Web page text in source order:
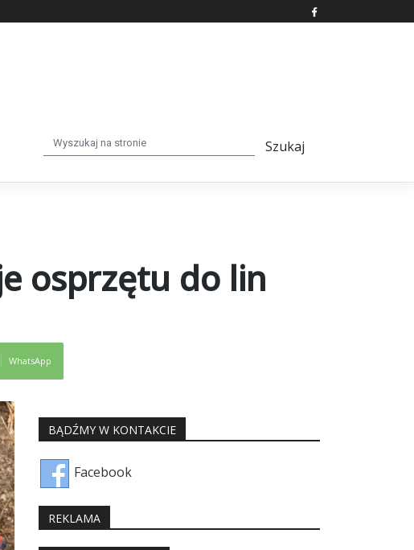
osprzętu do lin
WhatsApp
BĄDŹMY W KONTAKCIE
Facebook
REKLAMA